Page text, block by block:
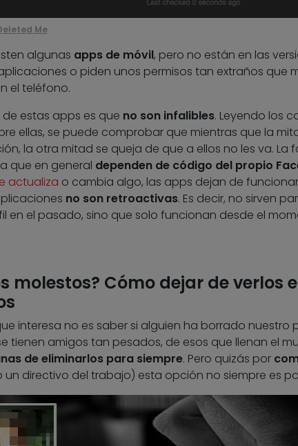
Me
algunas apps de móvil, pero no están en las
o piden unos permisos tan extraños que
el teléfono.
de estas apps es que no son infalibles. Leyendo los
ellas, se puede comprobar que mientras que la
la otra mitad se queja de que a ellos no les va. La
que en general dependen de código del propio
actualiza o cambia algo, las apps dejan de
no son retroactivas. Es decir, no sirven
en el pasado, sino que solo funcionan desde el
molestos? Cómo dejar de verlos
interesa no es saber si alguien ha borrado nuestro
tienen amigos tan pesados, de esos que llenan el
de eliminarlos para siempre. Pero quizás por
un directivo del trabajo) esta opción no siempre es